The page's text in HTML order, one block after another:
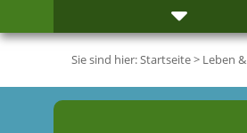
Sie sind hier:Startseite> Leben